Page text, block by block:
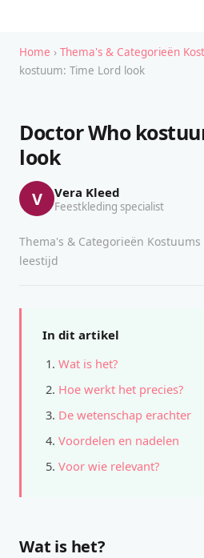
Home › Thema's & Categorieën
kostuum: Time Lord look
Doctor Who
look
V Vera Kleed
Feestkleding specialist
Thema's & Categorieën Kostuums
leestijd
In dit artikel
Wat is het?
Hoe werkt het precies?
De wetenschap erachter
Voordelen en nadelen
Voor wie relevant?
Wat is het?